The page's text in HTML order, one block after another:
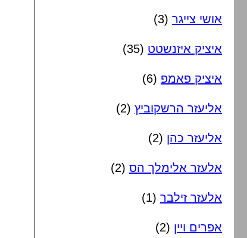
אושי צייגר (3)
איציק איזנשטט (35)
איציק פאמפ (6)
אליעזר הרשקוביץ (2)
אליעזר כהן (2)
אלעזר אלימלך הס (2)
אלעזר זילבר (1)
אפרים ויין (2)